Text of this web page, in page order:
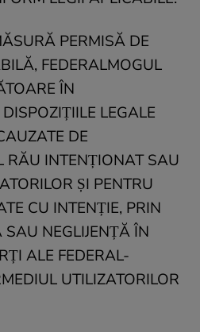
PERMISĂ DE
FEDERALMOGUL
ÎN
LEGALE
DE
RĂU INTENȚIONAT SAU
ȘI PENTRU
CU INTENȚIE, PRIN
NEGLIJENȚĂ ÎN
ALE FEDERAL-
UTILIZATORILOR